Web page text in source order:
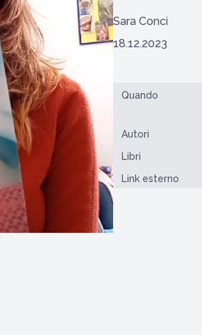
Sara Conci
18.12.2023
Quando
Autori
Libri
Link esterno